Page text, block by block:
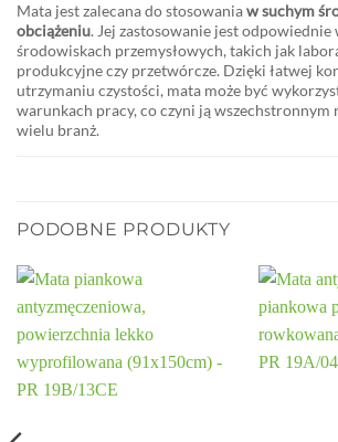
Mata jest zalecana do stosowaniaw suchym
obciążeniu. Jej zastosowanie jest odpowiednie
środowiskach przemysłowych, takich jak
produkcyjne czy przetwórcze. Dzięki łatwej
utrzymaniu czystości, mata może być
warunkach pracy, co czyni ją wszechstronnym
wielu branż.
PODOBNE PRODUKTY